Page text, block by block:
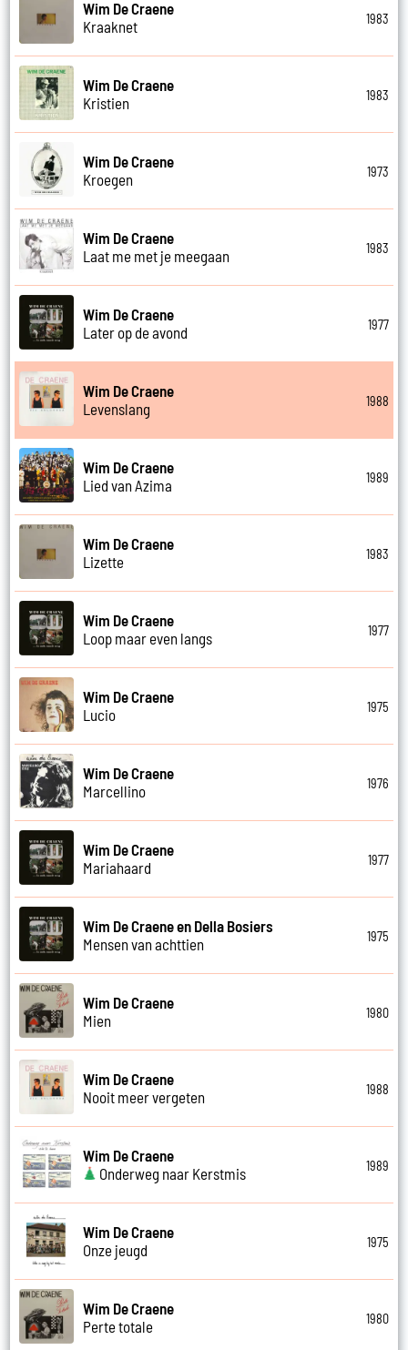
Wim De Craene
Kraaknet
1983
Wim De Craene
Kristien
1983
Wim De Craene
Kroegen
1973
Wim De Craene
Laat me met je meegaan
1983
Wim De Craene
Later op de avond
1977
Wim De Craene
Levenslang
1988
Wim De Craene
Lied van Azima
1989
Wim De Craene
Lizette
1983
Wim De Craene
Loop maar even langs
1977
Wim De Craene
Lucio
1975
Wim De Craene
Marcellino
1976
Wim De Craene
Mariahaard
1977
Wim De Craene en Della Bosiers
Mensen van achttien
1975
Wim De Craene
Mien
1980
Wim De Craene
Nooit meer vergeten
1988
Wim De Craene
Onderweg naar Kerstmis
1989
Wim De Craene
Onze jeugd
1975
Wim De Craene
Perte totale
1980